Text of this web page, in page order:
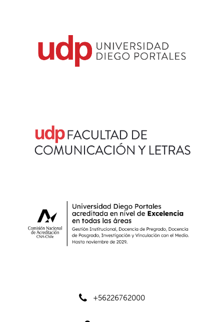
+56226762000